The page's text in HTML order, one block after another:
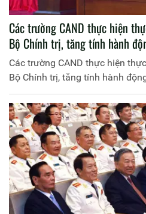
Các trường CAND thực hiện
Bộ Chính trị, tăng tính hành
Các trường CAND thực hiện
Bộ Chính trị, tăng tính hành